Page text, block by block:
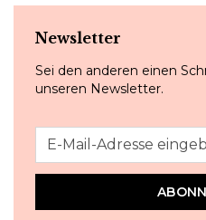
Newsletter
Sei den anderen einen
unseren Newsletter.